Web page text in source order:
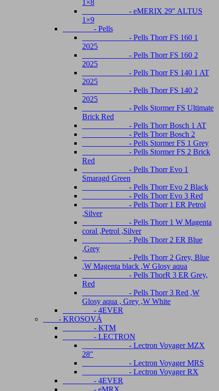
1×8
- eMERIX 29″ ALTUS
1×9
- Pells
- Pells Thorr FS 160 1
2025
- Pells Thorr FS 160 2
2025
- Pells Thorr FS 140 1 AT
2025
- Pells Thorr FS 140 2
2025
- Pells Stormer FS Ultimate
Brick Red
- Pells Thorr Bosch 1 AT
- Pells Thorr Bosch 2
- Pells Stormer FS 1 Grey
- Pells Stormer FS 2 Brick
Red
- Pells Thorr Evo 1
Smaragd Green
- Pells Thorr Evo 2 Black
- Pells Thorr Evo 3 Red
- Pells Thorr 1 ER Petrol
,Silver
- Pells Thorr 1 W Magenta
coral ,Petrol ,Silver
- Pells Thorr 2 ER Blue
,Grey
- Pells Thorr 2 Grey, Blue
,W Magenta black ,W Glosy aqua
- Pells ThorR 3 ER Grey,
Red
- Pells Thorr 3 Red ,W
Glosy aqua , Grey ,W White
- 4EVER
- KROSOVÁ
- KTM
- LECTRON
- Lectron Voyager MZX
28″
- Lectron Voyager MRS
- Lectron Voyager RX
- 4EVER
- eMRX